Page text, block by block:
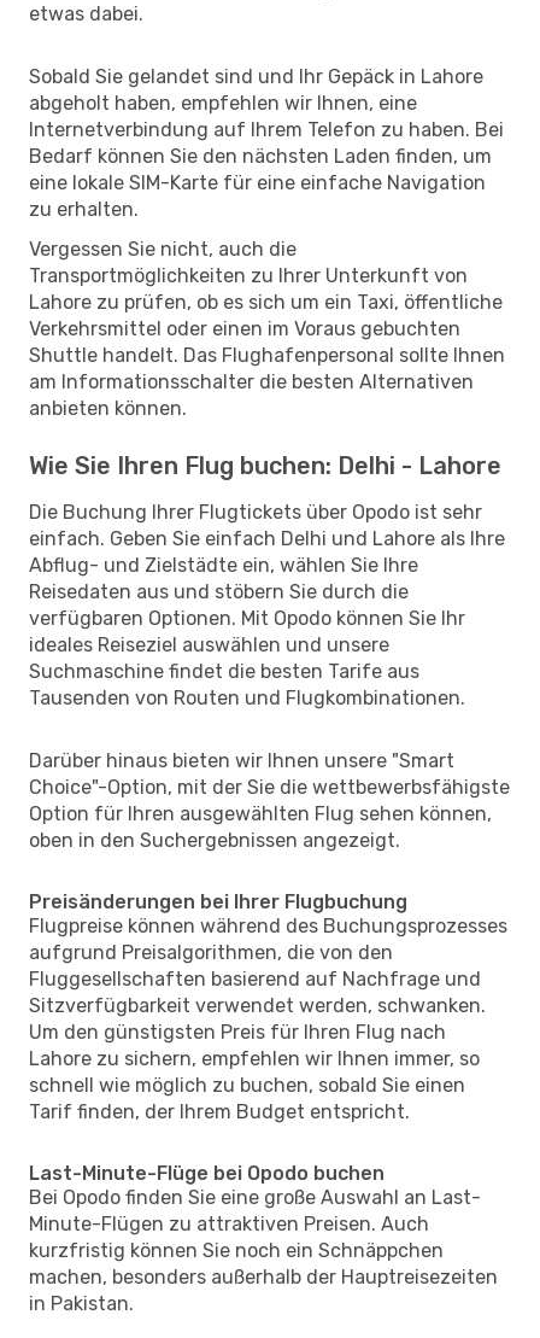
etwas dabei.
Sobald Sie gelandet sind und Ihr Gepäck in Lahore
abgeholt haben, empfehlen wir Ihnen, eine
Internetverbindung auf Ihrem Telefon zu haben. Bei
Bedarf können Sie den nächsten Laden finden, um
eine lokale SIM-Karte für eine einfache Navigation
zu erhalten.
Vergessen Sie nicht, auch die
Transportmöglichkeiten zu Ihrer Unterkunft von
Lahore zu prüfen, ob es sich um ein Taxi, öffentliche
Verkehrsmittel oder einen im Voraus gebuchten
Shuttle handelt. Das Flughafenpersonal sollte Ihnen
am Informationsschalter die besten Alternativen
anbieten können.
Wie Sie Ihren Flug buchen: Delhi - Lahore
Die Buchung Ihrer Flugtickets über Opodo ist sehr
einfach. Geben Sie einfach Delhi und Lahore als Ihre
Abflug- und Zielstädte ein, wählen Sie Ihre
Reisedaten aus und stöbern Sie durch die
verfügbaren Optionen. Mit Opodo können Sie Ihr
ideales Reiseziel auswählen und unsere
Suchmaschine findet die besten Tarife aus
Tausenden von Routen und Flugkombinationen.
Darüber hinaus bieten wir Ihnen unsere "Smart
Choice"-Option, mit der Sie die wettbewerbsfähigste
Option für Ihren ausgewählten Flug sehen können,
oben in den Suchergebnissen angezeigt.
Preisänderungen bei Ihrer Flugbuchung
Flugpreise können während des Buchungsprozesses
aufgrund Preisalgorithmen, die von den
Fluggesellschaften basierend auf Nachfrage und
Sitzverfügbarkeit verwendet werden, schwanken.
Um den günstigsten Preis für Ihren Flug nach
Lahore zu sichern, empfehlen wir Ihnen immer, so
schnell wie möglich zu buchen, sobald Sie einen
Tarif finden, der Ihrem Budget entspricht.
Last-Minute-Flüge bei Opodo buchen
Bei Opodo finden Sie eine große Auswahl an Last-
Minute-Flügen zu attraktiven Preisen. Auch
kurzfristig können Sie noch ein Schnäppchen
machen, besonders außerhalb der Hauptreisezeiten
in Pakistan.